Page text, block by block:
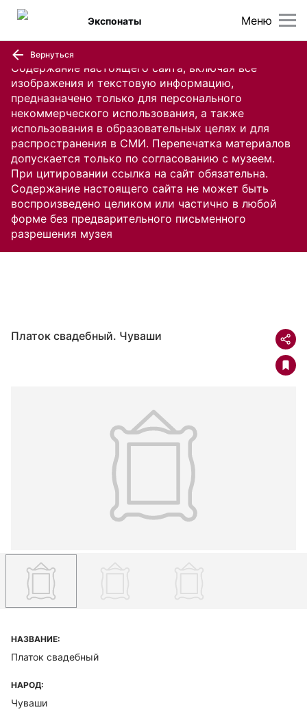
Содержание настоящего сайта, включая все
изображения и текстовую информацию,
предназначено только для персонального
некоммерческого использования, а также
использования в образовательных целях и для
распространения в СМИ. Перепечатка материалов
допускается только по согласованию с музеем.
При цитировании ссылка на сайт обязательна.
Содержание настоящего сайта не может быть
воспроизведено целиком или частично в любой
форме без предварительного письменного
разрешения музея
Меню
Экспонаты
Вернуться
Платок свадебный. Чуваши
НАЗВАНИЕ:
Платок свадебный
НАРОД:
Чуваши